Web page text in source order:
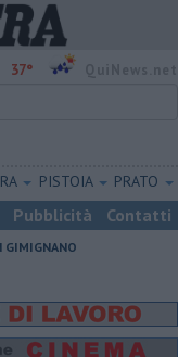
37°
PISTOIA PRATO
Pubblicità Contatti
GIMIGNANO